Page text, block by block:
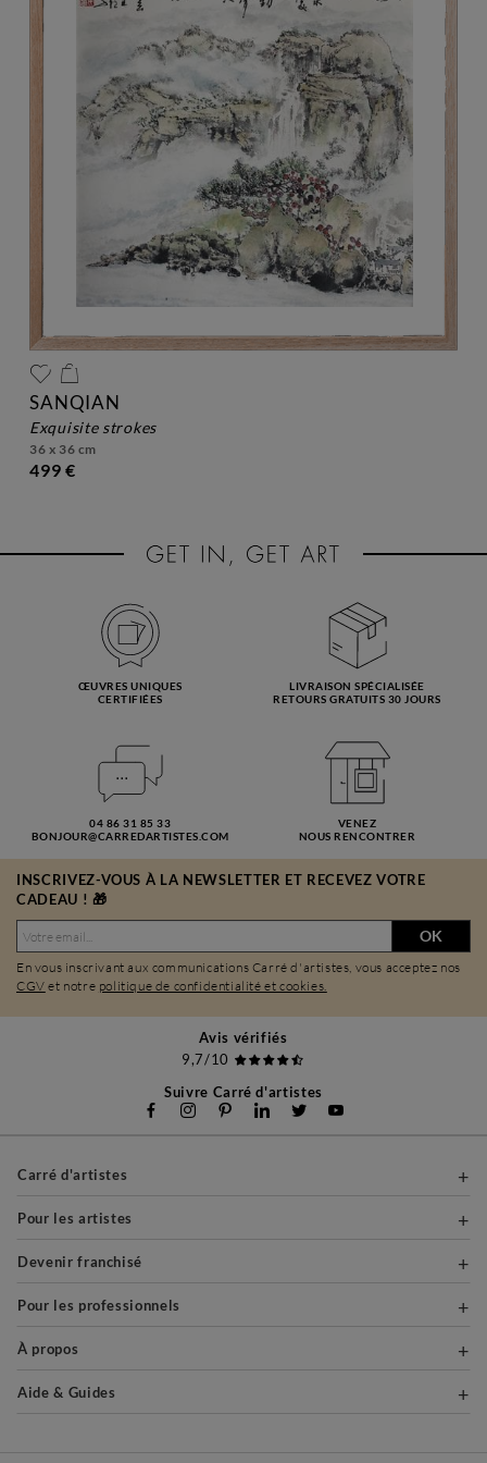
SANQIAN
exquisite strokes
36 x 36 cm
499 €
ŒUVRES UNIQUES
CERTIFIÉES
LIVRAISON SPÉCIALISÉE
RETOURS GRATUITS 30 JOURS
04 86 31 85 33
BONJOUR@CARREDARTISTES.COM
VENEZ
NOUS RENCONTRER
INSCRIVEZ-VOUS À LA NEWSLETTER ET RECEVEZ VOTRE
CADEAU ! 🎁
OK
En vous inscrivant aux communications Carré d'artistes, vous acceptez nos
CGV et notre politique de confidentialité et cookies.
Avis vérifiés
9,7/10
Suivre Carré d'artistes
Carré d'artistes
Pour les artistes
Devenir franchisé
Pour les professionnels
À propos
Aide & Guides